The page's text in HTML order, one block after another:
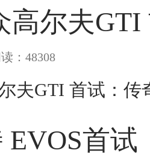
高尔夫
：48308
EVOS首试